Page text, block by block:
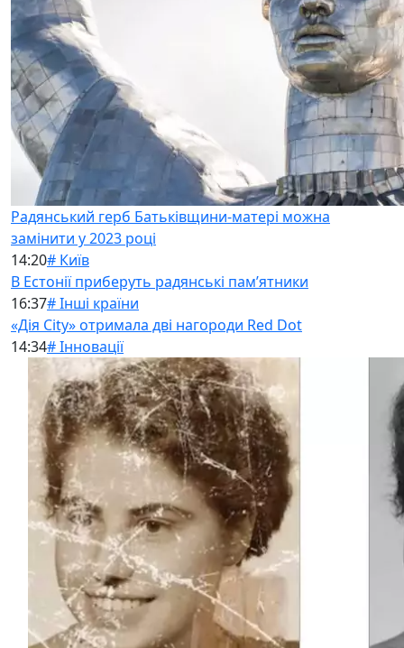
Радянський герб Батьківщини-матері можна
замінити у 2023 році
14:20# Київ
В Естонії приберуть радянські памʼятники
16:37# Інші країни
«Дія City» отримала дві нагороди Red Dot
14:34# Інновації